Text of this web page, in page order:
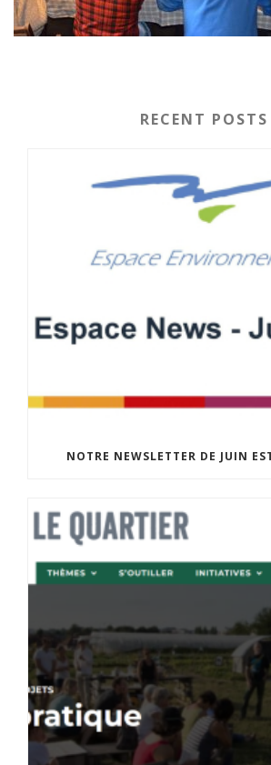
RECENT POSTS
NOTRE NEWSLETTER DE JUIN